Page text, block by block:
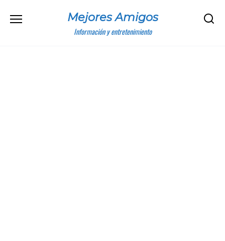
Mejores Amigos
Información y entretenimiento